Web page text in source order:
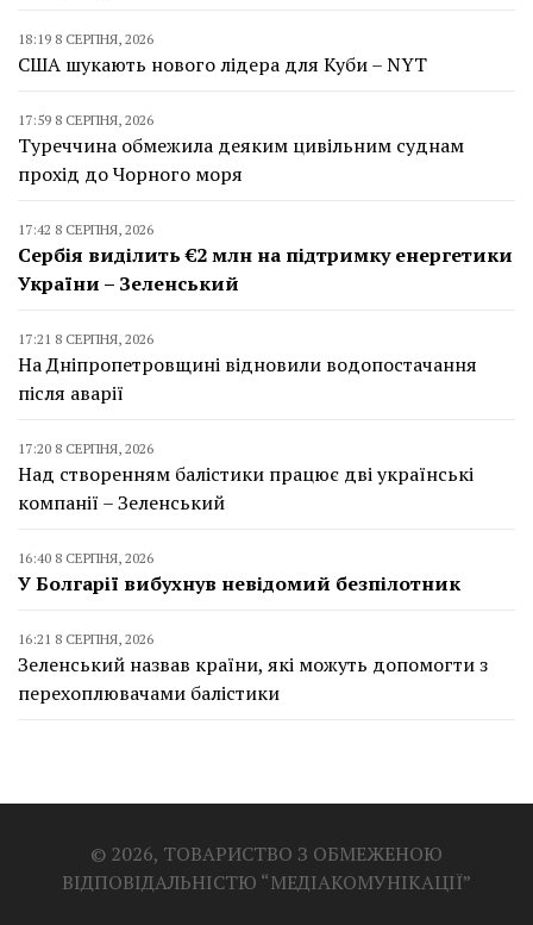
18:19 8 СЕРПНЯ, 2026
США шукають нового лідера для Куби – NYT
17:59 8 СЕРПНЯ, 2026
Туреччина обмежила деяким цивільним суднам
прохід до Чорного моря
17:42 8 СЕРПНЯ, 2026
Сербія виділить €2 млн на підтримку енергетики
України – Зеленський
17:21 8 СЕРПНЯ, 2026
На Дніпропетровщині відновили водопостачання
після аварії
17:20 8 СЕРПНЯ, 2026
Над створенням балістики працює дві українські
компанії – Зеленський
16:40 8 СЕРПНЯ, 2026
У Болгарії вибухнув невідомий безпілотник
16:21 8 СЕРПНЯ, 2026
Зеленський назвав країни, які можуть допомогти з
перехоплювачами балістики
© 2026, ТОВАРИСТВО З ОБМЕЖЕНОЮ
ВІДПОВІДАЛЬНІСТЮ “МЕДІАКОМУНІКАЦІЇ”